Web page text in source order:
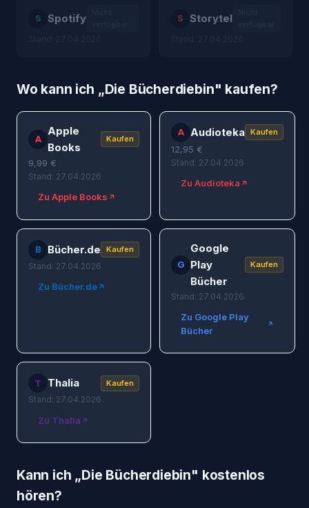
S Spotify S Storytel
Wo kann ich „Die Bücherdiebin" kaufen?
A
Apple
Books
Kaufen
9,99 €
Stand: 27.04.2026
Zu Apple Books
A Audioteka Kaufen
12,95 €
Stand: 27.04.2026
Zu Audioteka
B Bücher.de Kaufen
Stand: 27.04.2026
Zu Bücher.de
G
Google
Play
Bücher
Kaufen
Stand: 27.04.2026
Zu Google Play
Bücher
T Thalia Kaufen
Stand: 27.04.2026
Zu Thalia
Kann ich „Die Bücherdiebin" kostenlos
hören?